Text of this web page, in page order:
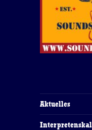
Aktuelles